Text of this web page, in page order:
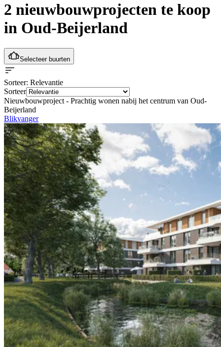
2 nieuwbouwprojecten te koop
in Oud-Beijerland
Selecteer buurten
Sorteer: Relevantie
Sorteer
Nieuwbouwproject - Prachtig wonen nabij het centrum van Oud-
Beijerland
Blikvanger